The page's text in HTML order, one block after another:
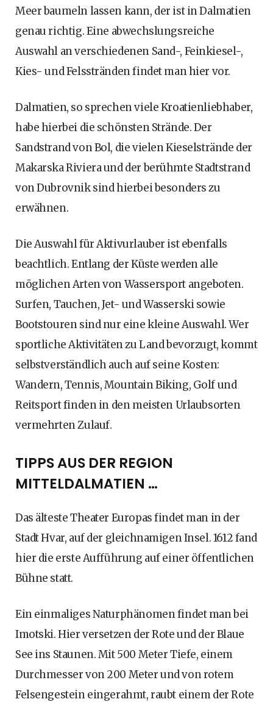
Meer baumeln lassen kann, der ist in Dalmatien
genau richtig. Eine abwechslungsreiche
Auswahl an verschiedenen Sand-, Feinkiesel-,
Kies- und Felsstränden findet man hier vor.
Dalmatien, so sprechen viele Kroatienliebhaber,
habe hierbei die schönsten Strände. Der
Sandstrand von Bol, die vielen Kieselstrände der
Makarska Riviera und der berühmte Stadtstrand
von Dubrovnik sind hierbei besonders zu
erwähnen.
Die Auswahl für Aktivurlauber ist ebenfalls
beachtlich. Entlang der Küste werden alle
möglichen Arten von Wassersport angeboten.
Surfen, Tauchen, Jet- und Wasserski sowie
Bootstouren sind nur eine kleine Auswahl. Wer
sportliche Aktivitäten zu Land bevorzugt, kommt
selbstverständlich auch auf seine Kosten:
Wandern, Tennis, Mountain Biking, Golf und
Reitsport finden in den meisten Urlaubsorten
vermehrten Zulauf.
TIPPS AUS DER REGION
MITTELDALMATIEN …
Das älteste Theater Europas findet man in der
Stadt Hvar, auf der gleichnamigen Insel. 1612 fand
hier die erste Aufführung auf einer öffentlichen
Bühne statt.
Ein einmaliges Naturphänomen findet man bei
Imotski. Hier versetzen der Rote und der Blaue
See ins Staunen. Mit 500 Meter Tiefe, einem
Durchmesser von 200 Meter und von rotem
Felsengestein eingerahmt, raubt einem der Rote